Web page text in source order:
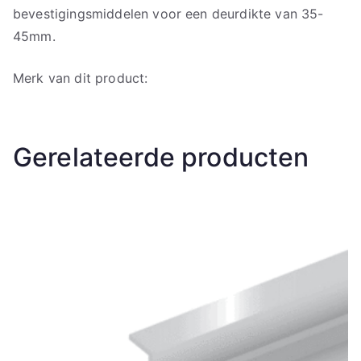
bevestigingsmiddelen voor een deurdikte van 35-
45mm.
Merk van dit product:
Gerelateerde producten